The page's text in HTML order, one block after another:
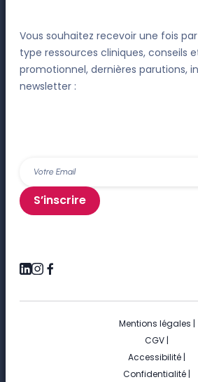
Vous souhaitez recevoir une fois
type ressources cliniques, conseils
promotionnel, dernières parutions,
newsletter :
S’inscrire
Mentions légales |
CGV |
Accessibilité |
Confidentialité |